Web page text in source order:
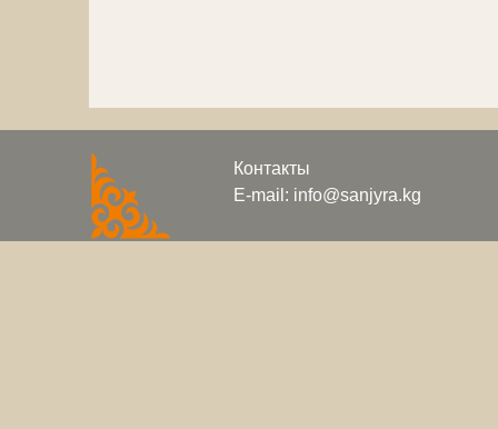
Контакты
E-mail: info@sanjyra.kg